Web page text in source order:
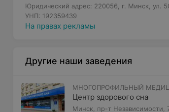
Юридический адрес: 220056, г. Минск, ул.
УНП: 192359439
На правах рекламы
Другие наши заведения
МНОГОПРОФИЛЬНЫЙ
Центр здорового сна
Минск, пр-т Независимости,